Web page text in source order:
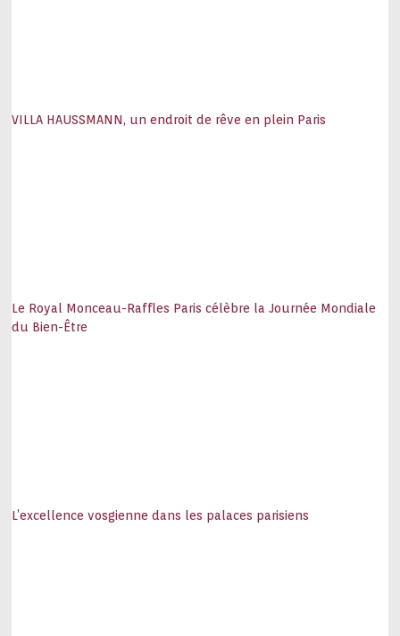
VILLA HAUSSMANN, un endroit de rêve en plein Paris
Le Royal Monceau-Raffles Paris célèbre la Journée Mondiale
du Bien-Être
L’excellence vosgienne dans les palaces parisiens